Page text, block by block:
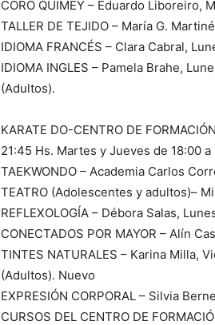
CORO QUIMEY – Eduardo Liboreiro,
TALLER DE TEJIDO – María G.
IDIOMA FRANCÉS – Clara Cabral,
IDIOMA INGLES – Pamela Brahe,
(Adultos).
KARATE DO-CENTRO DE
21:45 Hs. Martes y Jueves de 18:00 a
TAEKWONDO – Academia Carlos
TEATRO (Adolescentes y adultos)–
REFLEXOLOGÍA – Débora Salas,
CONECTADOS POR MAYOR – Alín
TINTES NATURALES – Karina Milla,
(Adultos). Nuevo
EXPRESIÓN CORPORAL – Silvia
CURSOS DEL CENTRO DE